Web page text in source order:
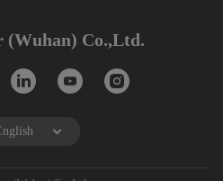
(Wuhan) Co.,Ltd.